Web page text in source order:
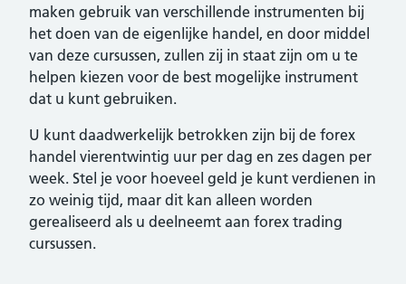
maken gebruik van verschillende instrumenten bij
het doen van de eigenlijke handel, en door middel
van deze cursussen, zullen zij in staat zijn om u te
helpen kiezen voor de best mogelijke instrument
dat u kunt gebruiken.
U kunt daadwerkelijk betrokken zijn bij de forex
handel vierentwintig uur per dag en zes dagen per
week. Stel je voor hoeveel geld je kunt verdienen in
zo weinig tijd, maar dit kan alleen worden
gerealiseerd als u deelneemt aan forex trading
cursussen.